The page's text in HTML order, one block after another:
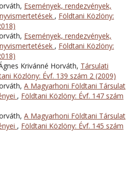
Események, rendezvények,
, Földtani Közlöny:
Események, rendezvények,
, Földtani Közlöny:
Krivánné Horváth, Társulati
Közlöny: Évf. 139 szám 2 (2009)
A Magyarhoni Földtani Társulat
, Földtani Közlöny: Évf. 147 szám
A Magyarhoni Földtani Társulat
, Földtani Közlöny: Évf. 145 szám